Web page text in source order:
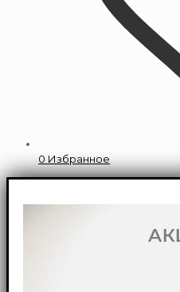
0 Избранное